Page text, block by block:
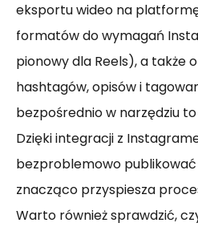
eksportu wideo na
formatów do wymagań
pionowy dla Reels), a także
hashtagów, opisów i
bezpośrednio w narzędziu
Dzięki integracji z
bezproblemowo
znacząco przyspiesza
Warto również sprawdzić,